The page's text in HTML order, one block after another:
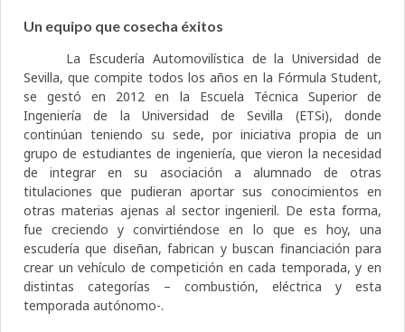
Un equipo que cosecha éxitos
La Escudería Automovilística de la Universidad de
Sevilla, que compite todos los años en la Fórmula Student,
se gestó en 2012 en la Escuela Técnica Superior de
Ingeniería de la Universidad de Sevilla (ETSi), donde
continúan teniendo su sede, por iniciativa propia de un
grupo de estudiantes de ingeniería, que vieron la necesidad
de integrar en su asociación a alumnado de otras
titulaciones que pudieran aportar sus conocimientos en
otras materias ajenas al sector ingenieril. De esta forma,
fue creciendo y convirtiéndose en lo que es hoy, una
escudería que diseñan, fabrican y buscan financiación para
crear un vehículo de competición en cada temporada, y en
distintas categorías – combustión, eléctrica y esta
temporada autónomo-.